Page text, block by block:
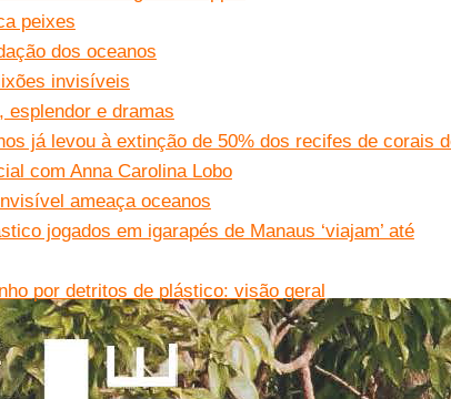
peixes
dos oceanos
invisíveis
esplendor e dramas
já levou à extinção de 50% dos recifes de corais
com Anna Carolina Lobo
ameaça oceanos
jogados em igarapés de Manaus ‘viajam’ até
por detritos de plástico: visão geral